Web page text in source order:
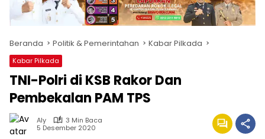
Beranda Politik & Pemerintahan Kabar Pilkada
Kabar Pilkada
TNI-Polri di KSB Rakor Dan
Pembekalan PAM TPS
Aly
3 Min Baca
5 Desember 2020